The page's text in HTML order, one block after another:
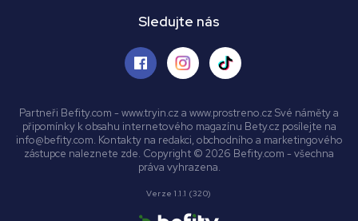
Sledujte nás
Partneři Befity.com - www.tryin.cz a www.prostreno.cz Své náměty a
připomínky k obsahu internetového magazínu Bety.cz posílejte na
info@befity.com. Kontakty na redakci, obchodního a marketingového
zástupce naleznete zde. Copyright © 2026 Befity.com - všechna
práva vyhrazena.
Verze 1.1.1 (320)